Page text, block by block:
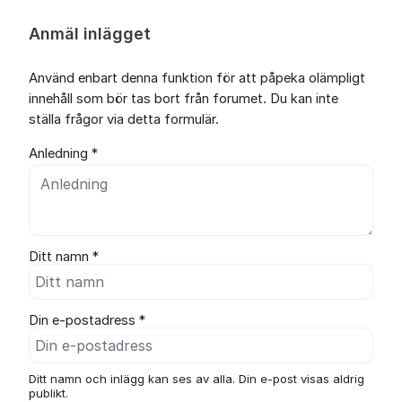
Anmäl inlägget
Använd enbart denna funktion för att påpeka olämpligt
innehåll som bör tas bort från forumet. Du kan inte
ställa frågor via detta formulär.
Anledning *
Ditt namn *
Din e-postadress *
Ditt namn och inlägg kan ses av alla. Din e-post visas aldrig
publikt.